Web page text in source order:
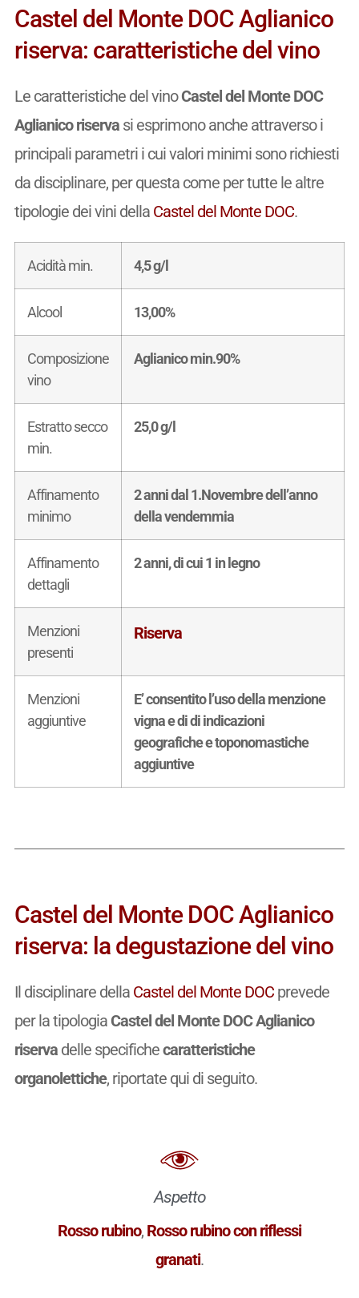
Castel del Monte DOC Aglianico
riserva: caratteristiche del vino
Le caratteristiche del vinoCastel del Monte DOC
Aglianico riservasi esprimono anche attraverso i
principali parametri i cui valori minimi sono richiesti
da disciplinare, per questa come per tutte le altre
tipologie dei vini della Castel del Monte DOC.
Acidità min. 4,5 g/l
Alcool 13,00%
Composizione
vino
Aglianico min.90%
Estratto secco
min.
25,0 g/l
Affinamento
minimo
2 anni dal 1.Novembre dell’anno
della vendemmia
Affinamento
dettagli
2 anni, di cui 1 in legno
Menzioni
presenti
Riserva
Menzioni
aggiuntive
E’ consentito l’uso della menzione
vigna e di di indicazioni
geografiche e toponomastiche
aggiuntive
Castel del Monte DOC Aglianico
riserva: la degustazione del vino
Il disciplinare della Castel del Monte DOCprevede
per la tipologia Castel del Monte DOC Aglianico
riservadelle specifichecaratteristiche
organolettiche, riportate qui di seguito.
Aspetto
Rosso rubino, Rosso rubino con riflessi
granati.